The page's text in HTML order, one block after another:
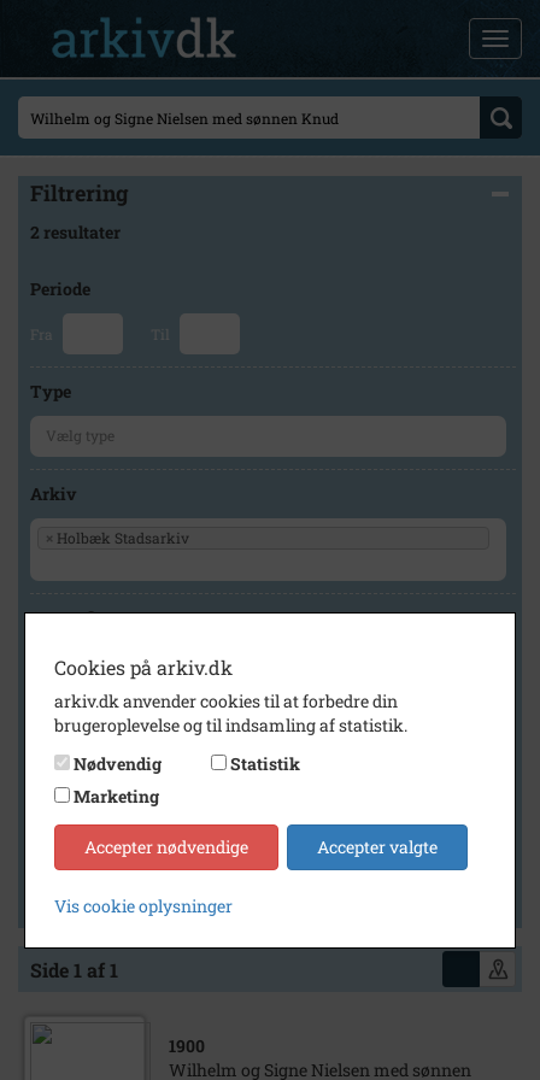
Filtrering
2 resultater
Periode
Fra Til
Type
Arkiv
× Holbæk Stadsarkiv
Geografi
Generelt
Vis kun med billeder
Vis kun med filmklip
Vis kun med lydklip
Vis kun med kilder
Vis kun med geo-tag
Side 1 af 1
1900
Wilhelm og Signe Nielsen med sønnen
Cookies på arkiv.dk
arkiv.dk anvender cookies til at forbedre din
brugeroplevelse og til indsamling af statistik.
Nødvendig
Statistik
Marketing
Accepter nødvendige Accepter valgte
Vis cookie oplysninger